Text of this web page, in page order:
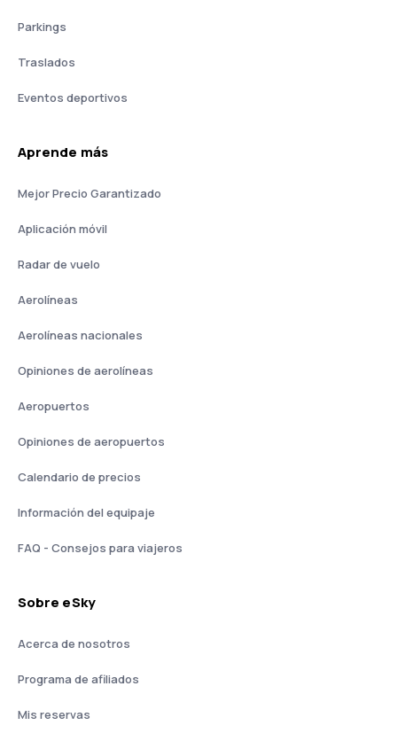
Parkings
Traslados
Eventos deportivos
Aprende más
Mejor Precio Garantizado
Aplicación móvil
Radar de vuelo
Aerolíneas
Aerolíneas nacionales
Opiniones de aerolíneas
Aeropuertos
Opiniones de aeropuertos
Calendario de precios
Información del equipaje
FAQ - Consejos para viajeros
Sobre eSky
Acerca de nosotros
Programa de afiliados
Mis reservas